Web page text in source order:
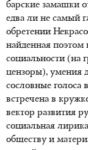
барские замашки
едва ли не самый
обретении
найденная поэтом
социальности (на
цензоры), умения
сословные голоса
встречена в
вектор развития
социальная
обществу и